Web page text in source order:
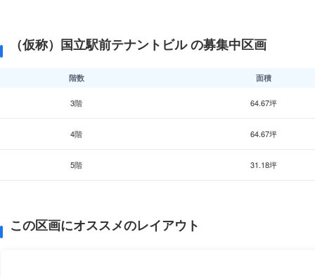
（仮称）国立駅前テナントビル の募集中区画
階数 面積
3階 64.67坪
4階 64.67坪
5階 31.18坪
この区画にオススメのレイアウト